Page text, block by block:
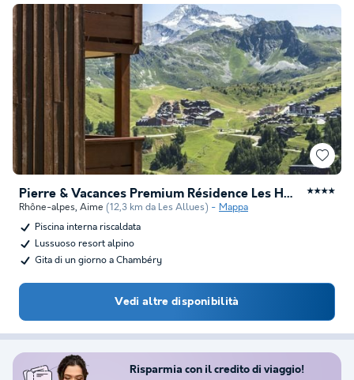
Pierre & Vacances Premium Résidence Les Hauts Bois ★★★★
Rhône-alpes, Aime (12,3 km da Les Allues)
Mappa
Piscina interna riscaldata
Lussuoso resort alpino
Gita di un giorno a Chambéry
Vedi altre disponibilità
Risparmia con il credito di viaggio!